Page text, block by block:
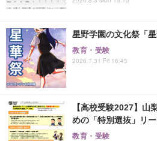
星野学園の文化祭「
教育・受験
2026.7.31 Fri 16:45
【高校受験2027】山
めの「特別選抜」リ
教育・受験